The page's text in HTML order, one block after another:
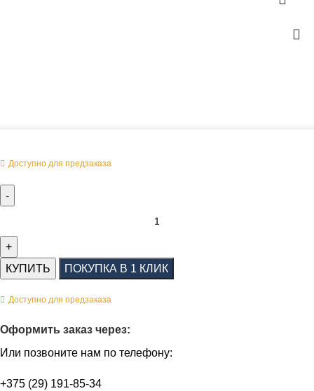
Доступно для предзаказа
КУПИТЬ ПОКУПКА В 1 КЛИК
Доступно для предзаказа
Оформить заказ через:
Или позвоните нам по телефону:
+375 (29) 191-85-34